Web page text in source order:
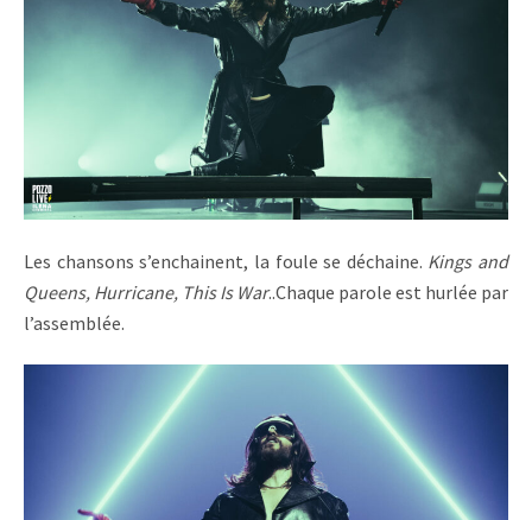
Les chansons s’enchainent, la foule se déchaine. Kings and
Queens, Hurricane, This Is War..Chaque parole est hurlée par
l’assemblée.